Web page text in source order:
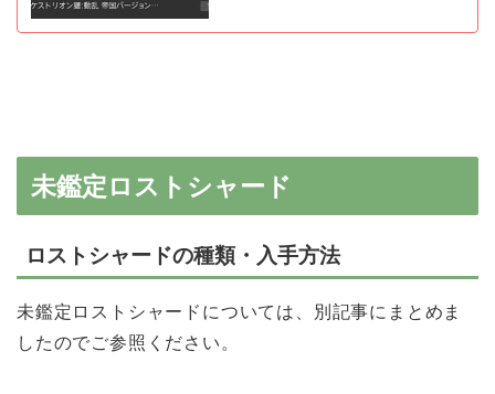
未鑑定ロストシャード
ロストシャードの種類・入手方法
未鑑定ロストシャードについては、別記事にまとめま
したのでご参照ください。